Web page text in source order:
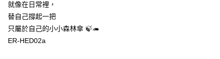
就像在日常裡，
替自己撐起一把
只屬於自己的小小森林傘 🍃🦔
ER-HED02a